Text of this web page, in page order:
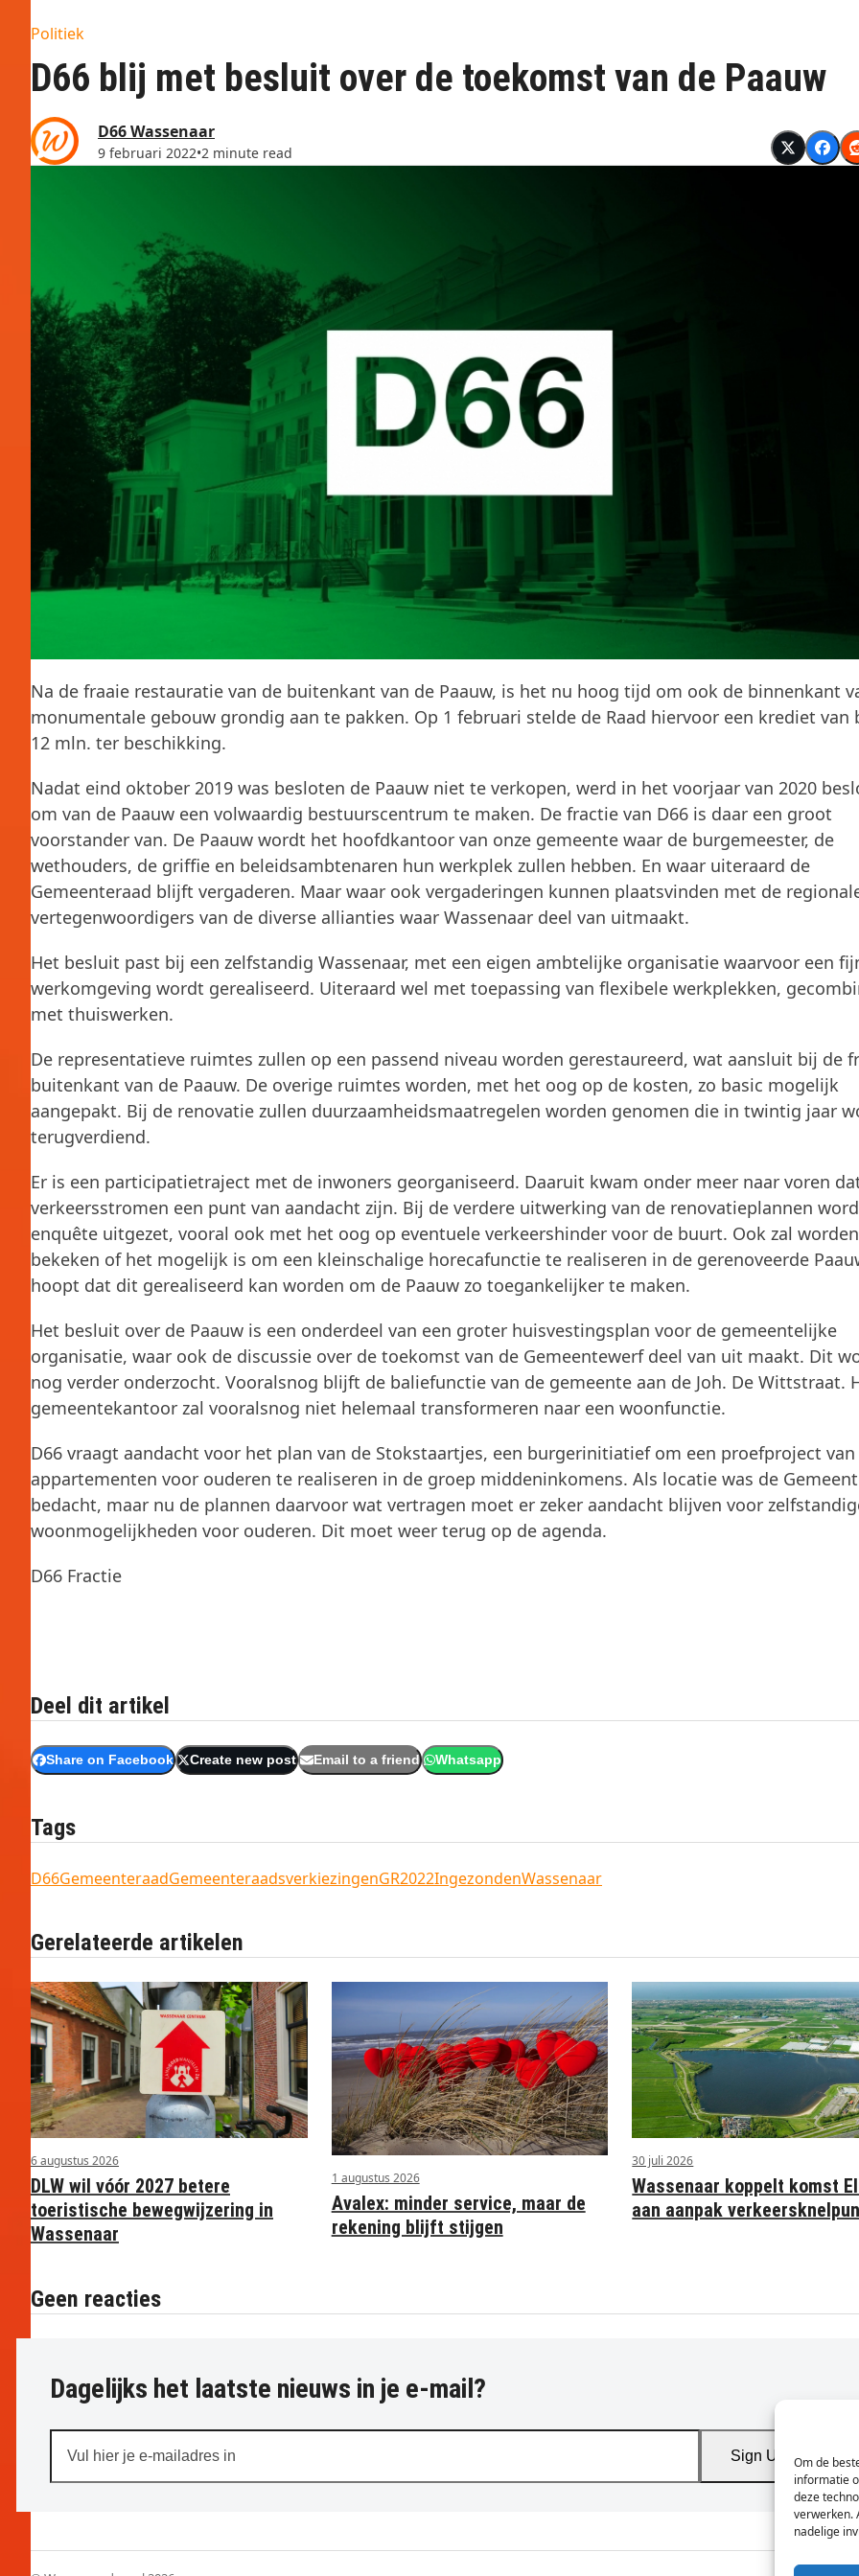
Om de
informatie
deze
verwerken.
nadelige
Politiek
D66 blij met besluit over de toekomst van de Paauw
D66 Wassenaar
9 februari 2022•2 minute read
Na de fraaie restauratie van de buitenkant van de Paauw, is het nu hoog tijd om ook de binnenkant
monumentale gebouw grondig aan te pakken. Op 1 februari stelde de Raad hiervoor een krediet van
12 mln. ter beschikking.
Nadat eind oktober 2019 was besloten de Paauw niet te verkopen, werd in het voorjaar van 2020
om van de Paauw een volwaardig bestuurscentrum te maken. De fractie van D66 is daar een groot
voorstander van. De Paauw wordt het hoofdkantoor van onze gemeente waar de burgemeester, de
wethouders, de griffie en beleidsambtenaren hun werkplek zullen hebben. En waar uiteraard de
Gemeenteraad blijft vergaderen. Maar waar ook vergaderingen kunnen plaatsvinden met de
vertegenwoordigers van de diverse allianties waar Wassenaar deel van uitmaakt.
Het besluit past bij een zelfstandig Wassenaar, met een eigen ambtelijke organisatie waarvoor een
werkomgeving wordt gerealiseerd. Uiteraard wel met toepassing van flexibele werkplekken,
met thuiswerken.
De representatieve ruimtes zullen op een passend niveau worden gerestaureerd, wat aansluit bij de
buitenkant van de Paauw. De overige ruimtes worden, met het oog op de kosten, zo basic mogelijk
aangepakt. Bij de renovatie zullen duurzaamheidsmaatregelen worden genomen die in twintig jaar
terugverdiend.
Er is een participatietraject met de inwoners georganiseerd. Daaruit kwam onder meer naar voren
verkeersstromen een punt van aandacht zijn. Bij de verdere uitwerking van de renovatieplannen
enquête uitgezet, vooral ook met het oog op eventuele verkeershinder voor de buurt. Ook zal worden
bekeken of het mogelijk is om een kleinschalige horecafunctie te realiseren in de gerenoveerde
hoopt dat dit gerealiseerd kan worden om de Paauw zo toegankelijker te maken.
Het besluit over de Paauw is een onderdeel van een groter huisvestingsplan voor de gemeentelijke
organisatie, waar ook de discussie over de toekomst van de Gemeentewerf deel van uit maakt. Dit
nog verder onderzocht. Vooralsnog blijft de baliefunctie van de gemeente aan de Joh. De Wittstraat.
gemeentekantoor zal vooralsnog niet helemaal transformeren naar een woonfunctie.
D66 vraagt aandacht voor het plan van de Stokstaartjes, een burgerinitiatief om een proefproject van
appartementen voor ouderen te realiseren in de groep middeninkomens. Als locatie was de
bedacht, maar nu de plannen daarvoor wat vertragen moet er zeker aandacht blijven voor
woonmogelijkheden voor ouderen. Dit moet weer terug op de agenda.
D66 Fractie
Deel dit artikel
Share on Facebook Create new post Email to a friend Whatsapp
Tags
D66GemeenteraadGemeenteraadsverkiezingenGR2022IngezondenWassenaar
Gerelateerde artikelen
6 augustus 2026
DLW wil vóór 2027 betere
toeristische bewegwijzering in
Wassenaar
1 augustus 2026
Avalex: minder service, maar de
rekening blijft stijgen
30 juli 2026
Wassenaar koppelt komst
aan aanpak
Geen reacties
Dagelijks het laatste nieuws in je e-mail?
hier
je
in
Sign Up